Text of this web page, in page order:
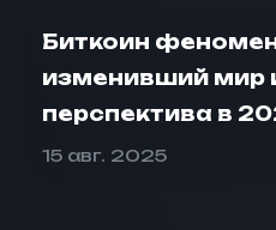
Биткоин
изменивший мир
перспектива в
15 авг. 2025